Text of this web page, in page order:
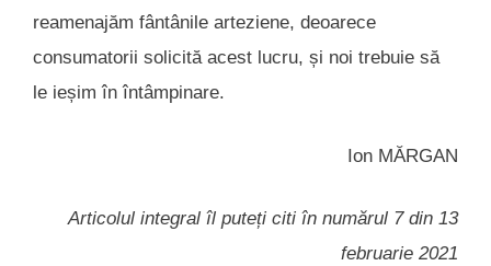
reamenajăm fântânile arteziene, deoarece
consumatorii solicită acest lucru, și noi trebuie să
le ieșim în întâmpinare.
Ion MĂRGAN
Articolul integral îl puteți citi în numărul 7 din 13
februarie 2021